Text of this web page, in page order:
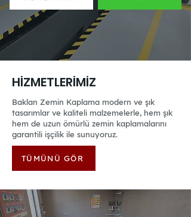
HİZMETLERİMİZ
Baklan Zemin Kaplama modern ve şık
tasarımlar ve kaliteli malzemelerle, hem şık
hem de uzun ömürlü zemin kaplamalarını
garantili işçilik ile sunuyoruz.
TÜMÜNÜ GÖR